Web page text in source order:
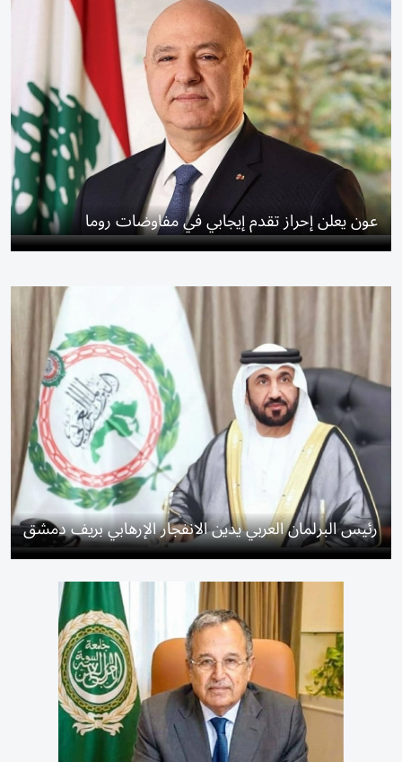
عون يعلن إحراز تقدم إيجابي في مفاوضات روما
رئيس البرلمان العربي يدين الانفجار الإرهابي بريف دمشق